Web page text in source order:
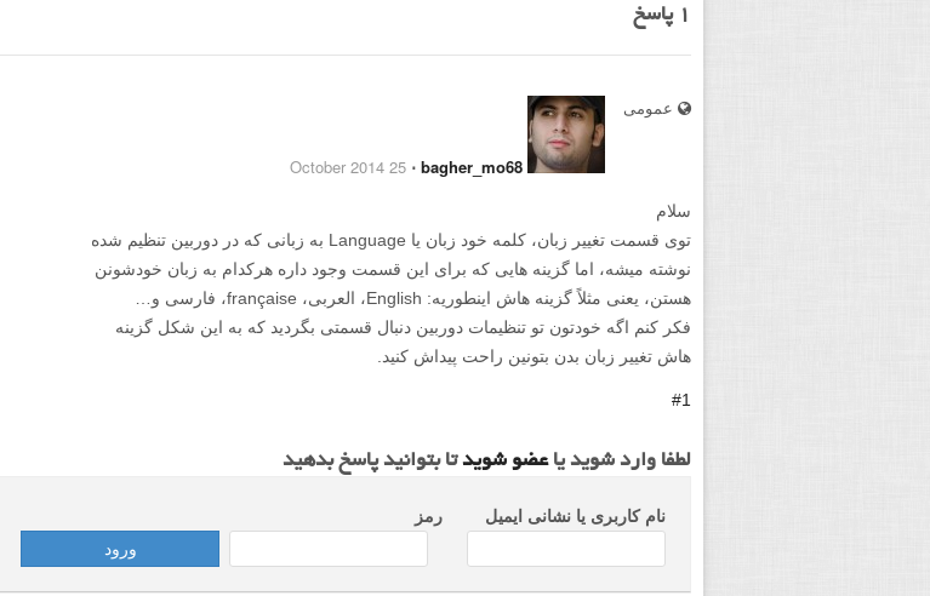
1 پاسخ
عمومی
bagher_mo68
⋅
25 October 2014
سلام
توی قسمت تغییر زبان، کلمه خود زبان یا Language به زبانی که در دوربین تنظیم شده
نوشته میشه، اما گزینه هایی که برای این قسمت وجود داره هرکدام به زبان خودشونن
هستن، یعنی مثلاً گزینه هاش اینطوریه: English، العربی،
فکر کنم اگه خودتون تو تنظیمات دوربین دنبال قسمتی بگردید که به این شکل گزینه
هاش تغییر زبان بدن بتونین راحت پیداش کنید.
#1
لطفا وارد شوید یاعضو شویدتا بتوانید پاسخ بدهید
نام کاربری یا نشانی ایمیل رمز